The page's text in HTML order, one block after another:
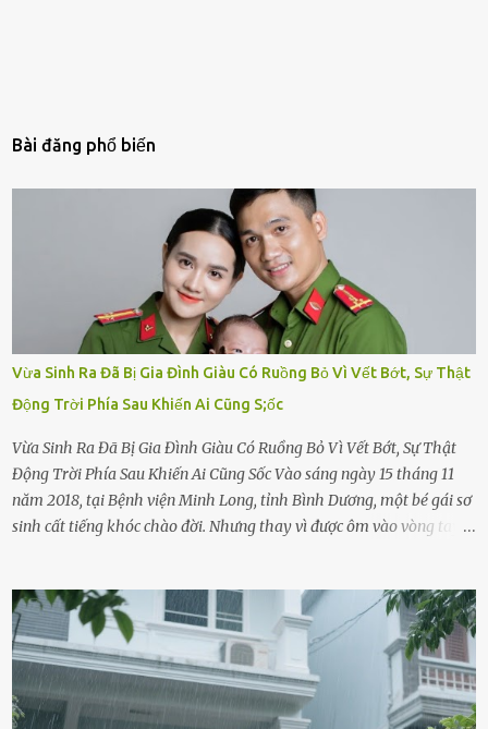
Bài đăng phổ biến
Vừa Sinh Ra Đã Bị Gia Đình Giàu Có Ruồng Bỏ Vì Vết Bớt, Sự Thật
Động Trời Phía Sau Khiến Ai Cũng S;ốc
Vừa Sinh Ra Đã Bị Gia Đình Giàu Có Ruồng Bỏ Vì Vết Bớt, Sự Thật
Động Trời Phía Sau Khiến Ai Cũng Sốc Vào sáng ngày 15 tháng 11
năm 2018, tại Bệnh viện Minh Long, tỉnh Bình Dương, một bé gái sơ
sinh cất tiếng khóc chào đời. Nhưng thay vì được ôm vào vòng tay
hảo, địa vị cao sang của ông Trần Quốc Tùng xem như điềm gở. Ông
Tùng, một doanh nhân quyền lực có tiếng ở Bình Dương, cùng vợ là
bà Đỗ Thị Nga, lập tức ra quyết định nhẫn tâm: bỏ lại đứa trẻ. Họ
viện cớ “không đủ khả năng nuôi dưỡng” và ký vào giấy từ chối
quyền giám hộ, yêu cầu bệnh viện xử lý bé như một trường hợp bị